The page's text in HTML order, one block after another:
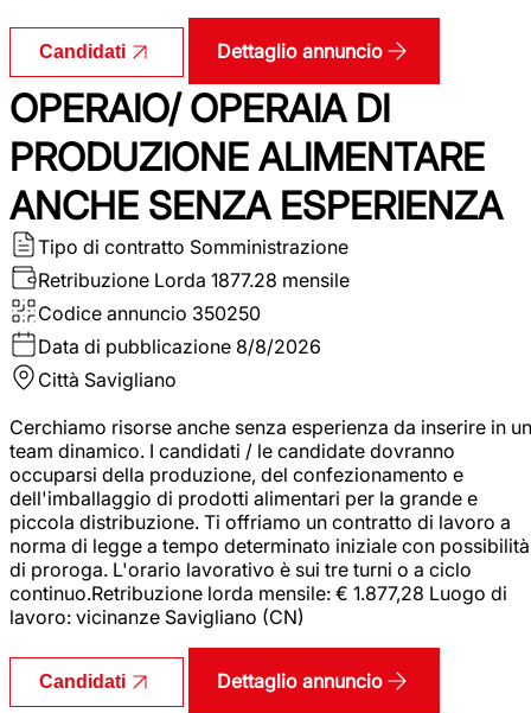
Candidati Dettaglio annuncio
OPERAIO/ OPERAIA DI
PRODUZIONE ALIMENTARE
ANCHE SENZA ESPERIENZA
Tipo di contratto Somministrazione
Retribuzione Lorda 1877.28 mensile
Codice annuncio 350250
Data di pubblicazione 8/8/2026
Città Savigliano
Cerchiamo risorse anche senza esperienza da inserire in un
team dinamico. I candidati / le candidate dovranno
occuparsi della produzione, del confezionamento e
dell'imballaggio di prodotti alimentari per la grande e
piccola distribuzione. Ti offriamo un contratto di lavoro a
norma di legge a tempo determinato iniziale con possibilità
di proroga. L'orario lavorativo è sui tre turni o a ciclo
continuo.Retribuzione lorda mensile: € 1.877,28 Luogo di
lavoro: vicinanze Savigliano (CN)
Candidati Dettaglio annuncio